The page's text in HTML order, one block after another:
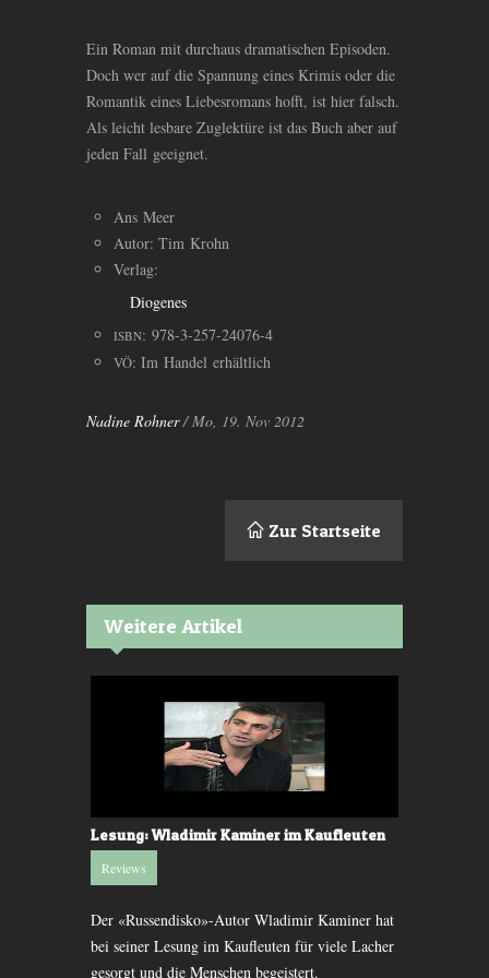
Ein Roman mit durchaus dramatischen Episoden.
Doch wer auf die Spannung eines Krimis oder die
Romantik eines Liebesromans hofft, ist hier falsch.
Als leicht lesbare Zuglektüre ist das Buch aber auf
jeden Fall geeignet.
Ans Meer
Autor: Tim Krohn
Verlag:
Diogenes
ISBN: 978-3-257-24076-4
VÖ: Im Handel erhältlich
Nadine Rohner/ Mo, 19. Nov 2012
Zur Startseite
Weitere Artikel
Lesung: Wladimir Kaminer im Kaufleuten
Reviews
Der «Russendisko»-Autor Wladimir Kaminer hat
bei seiner Lesung im Kaufleuten für viele Lacher
gesorgt und die Menschen begeistert.